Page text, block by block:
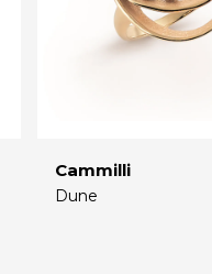
Cammilli
Dune